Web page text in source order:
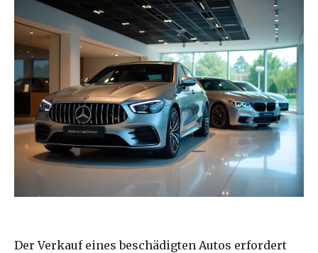
Der Verkauf eines beschädigten Autos erfordert